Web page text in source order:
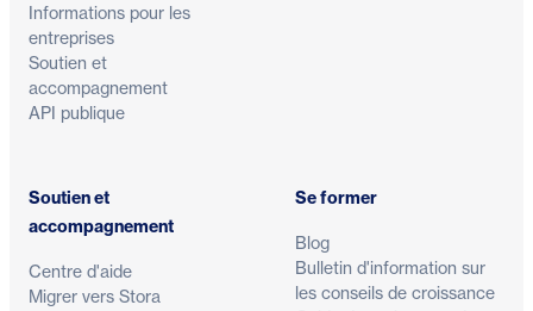
Informations pour les
entreprises
Soutien et
accompagnement
API publique
Soutien et
accompagnement
Centre d'aide
Migrer vers Stora
Se former
Blog
Bulletin d'information sur
les conseils de croissance